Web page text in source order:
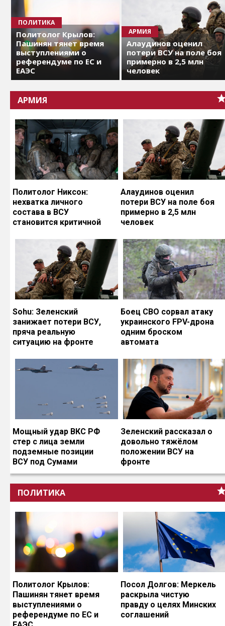
ПОЛИТИКА
Политолог Крылов:
Пашинян тянет время
выступлениями о
референдуме по ЕС и
ЕАЭС
АРМИЯ
Алаудинов оценил
потери ВСУ на поле боя
примерно в 2,5 млн
человек
АРМИЯ
Политолог Никсон:
нехватка личного
состава в ВСУ
становится критичной
Алаудинов оценил
потери ВСУ на поле боя
примерно в 2,5 млн
человек
Sohu: Зеленский
занижает потери ВСУ,
пряча реальную
ситуацию на фронте
Боец СВО сорвал атаку
украинского FPV-дрона
одним броском
автомата
Мощный удар ВКС РФ
стер с лица земли
подземные позиции
ВСУ под Сумами
Зеленский рассказал о
довольно тяжёлом
положении ВСУ на
фронте
ПОЛИТИКА
Политолог Крылов:
Пашинян тянет время
выступлениями о
референдуме по ЕС и
Посол Долгов: Меркель
раскрыла чистую
правду о целях Минских
соглашений